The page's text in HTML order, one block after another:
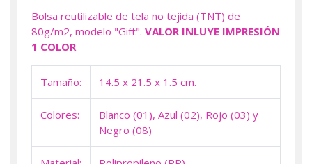
Bolsa reutilizable de tela no tejida (TNT) de
80g/m2, modelo "Gift". VALOR INLUYE IMPRESIÓN
1 COLOR
Tamaño: 14.5 x 21.5 x 1.5 cm.
Colores:
Blanco (01), Azul (02), Rojo (03) y
Negro (08)